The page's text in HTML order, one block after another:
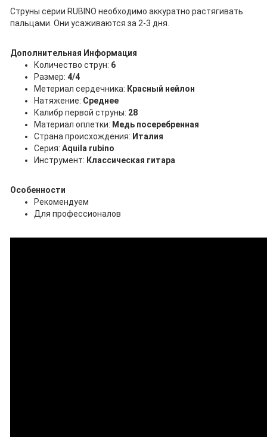
Струны серии RUBINO необходимо аккуратно растягивать
пальцами. Они усаживаются за 2-3 дня.
Дополнительная Информация
Количество струн: 6
Размер:4/4
Метериал сердечника: Красный нейлон
Натяжение: Среднее
Калибр первой струны: 28
Материал оплетки: Медь посеребренная
Страна происхождения: Италия
Серия:Aquila rubino
Инструмент: Классическая гитара
Особенности
Рекомендуем
Для профессионалов